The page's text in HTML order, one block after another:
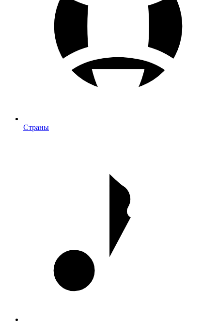
Страны